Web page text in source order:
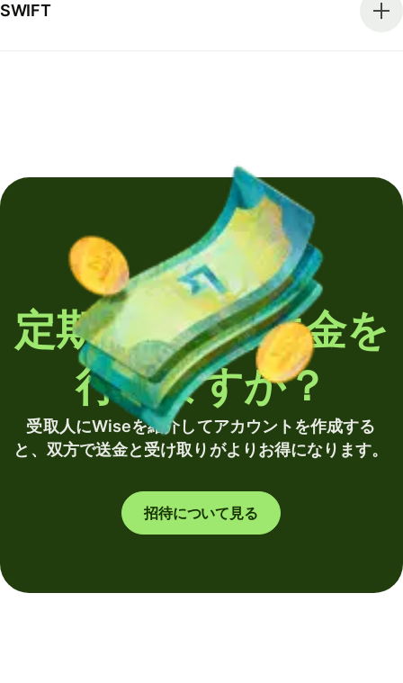
SWIFT
定期的に海外送金を
行いますか？
受取人にWiseを紹介してアカウントを作成する
と、双方で送金と受け取りがよりお得になります。
招待について見る